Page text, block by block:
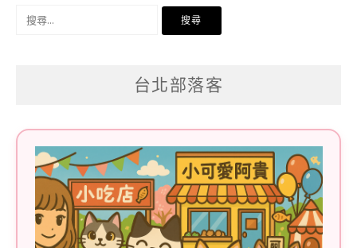
搜
台北部落客